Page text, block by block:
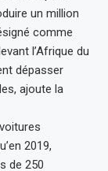
un million
comme
l’Afrique du
dépasser
ajoute la
2019,
de 250